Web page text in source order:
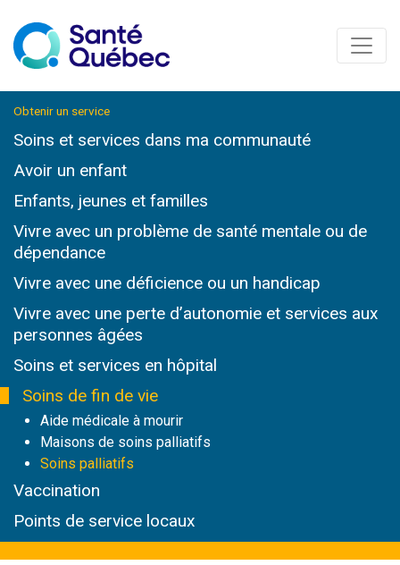
Obtenir un service
Soins et services dans ma communauté
Avoir un enfant
Enfants, jeunes et familles
Vivre avec un problème de santé mentale ou de
dépendance
Vivre avec une déficience ou un handicap
Vivre avec une perte d’autonomie et services aux
personnes âgées
Soins et services en hôpital
Soins de fin de vie
Aide médicale à mourir
Maisons de soins palliatifs
Soins palliatifs
Vaccination
Points de service locaux